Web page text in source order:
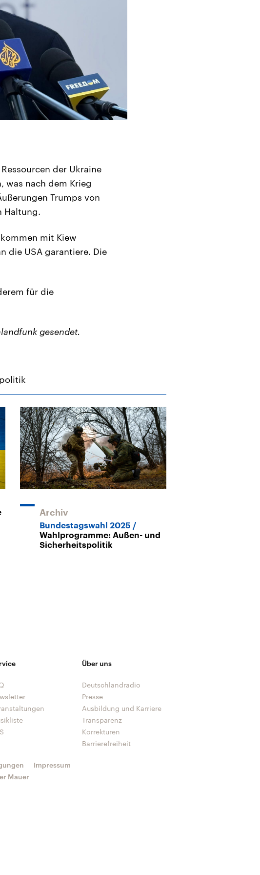
der Ukraine
was nach dem Krieg
Trumps von
Haltung.
mit Kiew
die USA garantiere. Die
für die
gesendet.
Archiv
Bundestagswahl 2025
Wahlprogramme: Außen- und
Sicherheitspolitik
Über uns
Deutschlandradio
Presse
Ausbildung und Karriere
Transparenz
Korrekturen
Barrierefreiheit
Impressum
Mauer